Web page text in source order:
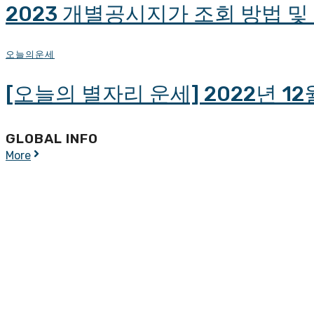
2023 개별공시지가 조회 방법
오늘의운세
[오늘의 별자리 운세] 2022년 12
GLOBAL INFO
More